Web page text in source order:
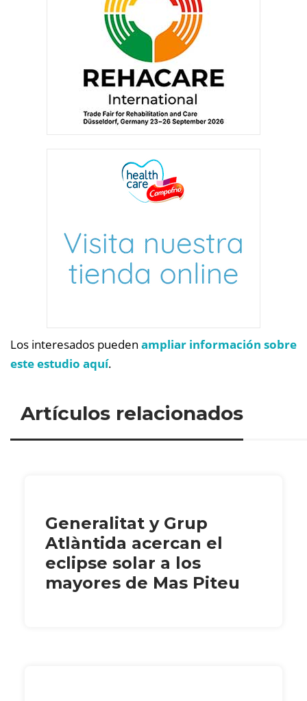
Los interesados pueden ampliar información sobre
este estudio aquí.
Artículos relacionados
Generalitat y Grup
Atlàntida acercan el
eclipse solar a los
mayores de Mas Piteu